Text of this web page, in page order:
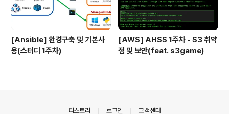
[Ansible] 환경구축 및 기본사
용(스터디 1주차)
[AWS] AHSS 1주차 - S3 취약
점 및 보안(feat. s3game)
티스토리 로그인 고객센터